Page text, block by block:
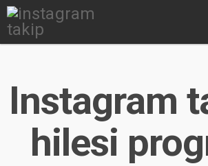
Instagram
hilesi